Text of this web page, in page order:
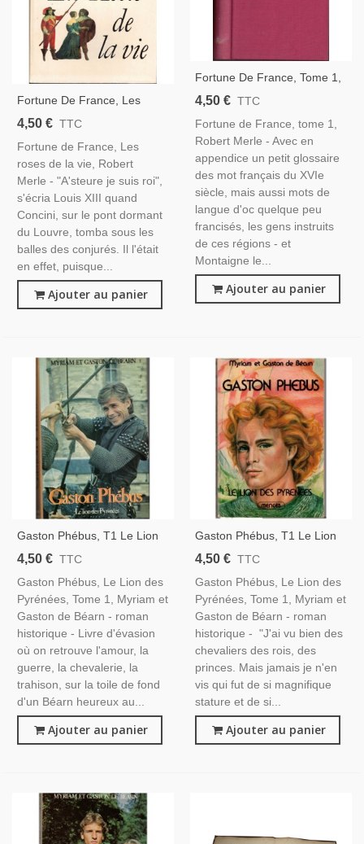
Fortune De France, Les
Roses De La Vie, Robert
Périgord, XVIIe Siècle,
Roman Historique,
4,50 € TTC
Fortune de France, Les
roses de la vie, Robert
Merle - "A'steure je suis roi",
s'écria Louis XIII quand
Concini, sur le pont dormant
du Louvre, tomba sous les
balles des conjurés. Il l'était
en effet, puisque...
Ajouter au panier
Fortune De France, Tome 1,
Robert Merle, 1978 -
Roman Historique, Saga
Familiale,
4,50 € TTC
Fortune de France, tome 1,
Robert Merle - Avec en
appendice un petit glossaire
des mot français du XVIe
siècle, mais aussi mots de
langue d'oc quelque peu
francisés, les gens instruits
de ces régions - et
Montaigne le...
Ajouter au panier
Gaston Phébus, T1 Le Lion
Des Pyrénées, Myriam Et
Roman Historique, Béarn,
Moyen Age
4,50 € TTC
Gaston Phébus, Le Lion des
Pyrénées, Tome 1, Myriam et
Gaston de Béarn - roman
historique - Livre d'évasion
où on retrouve l'amour, la
guerre, la chevalerie, la
trahison, sur la toile de fond
d'un Béarn heureux au...
Ajouter au panier
Gaston Phébus, T1 Le Lion
Des Pyrénées, Myriam Et
Roman Historique, Béarn,
Roman Moyen Age
4,50 € TTC
Gaston Phébus, Le Lion des
Pyrénées, Tome 1, Myriam et
Gaston de Béarn - roman
historique - "J'ai vu bien des
chevaliers des rois, des
princes. Mais jamais je n'en
vis qui fut de si magnifique
stature et de si...
Ajouter au panier